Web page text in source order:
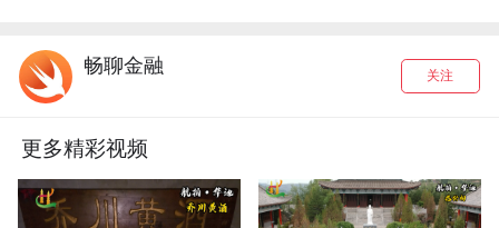
畅聊金融 关注
更多精彩视频